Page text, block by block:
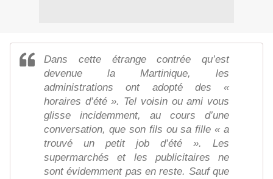
Dans cette étrange contrée qu’est
devenue la Martinique, les
administrations ont adopté des «
horaires d’été ». Tel voisin ou ami vous
glisse incidemment, au cours d’une
conversation, que son fils ou sa fille « a
trouvé un petit job d’été ». Les
supermarchés et les publicitaires ne
sont évidemment pas en reste. Sauf que